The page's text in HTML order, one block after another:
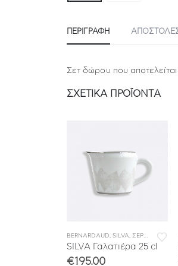
ΠΕΡΙΓΡΑΦΉ
Σετ δώρου που
ΣΧΕΤΙΚΆ ΠΡΟΪΌΝΤΑ
, ΣΕΡΒΙΤΣΙΑ ΦΑΓΗΤΟΥ
BERNARDAUD SILVA ΣΕΡΒΙΤΣΙΑ ΠΟΡΣΕΛΑΝΗΣ
SILVA Γαλατιέρα 25 cl
€195.00